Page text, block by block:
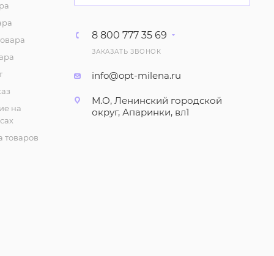
на
товаров
8 800 777 35 69
ЗАКАЗАТЬ ЗВОНОК
info@opt-milena.ru
М.О, Ленинский городской
округ, Апаринки, вл1